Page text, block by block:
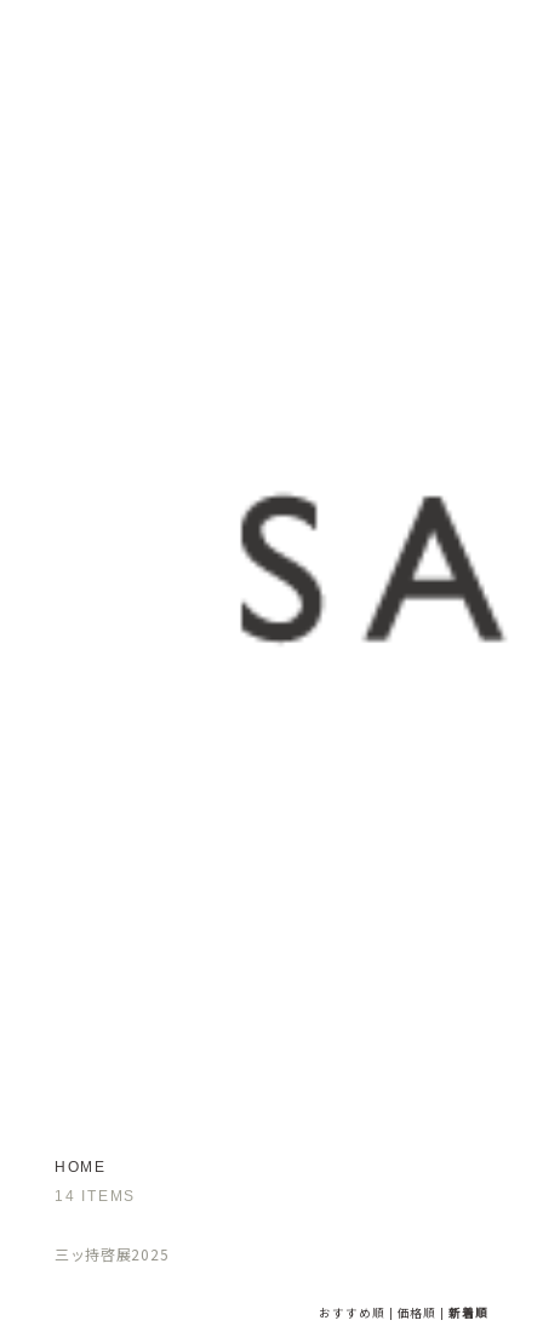
HOME
14 ITEMS
三ッ持啓展2025
おすすめ順 | 価格順 |新着順